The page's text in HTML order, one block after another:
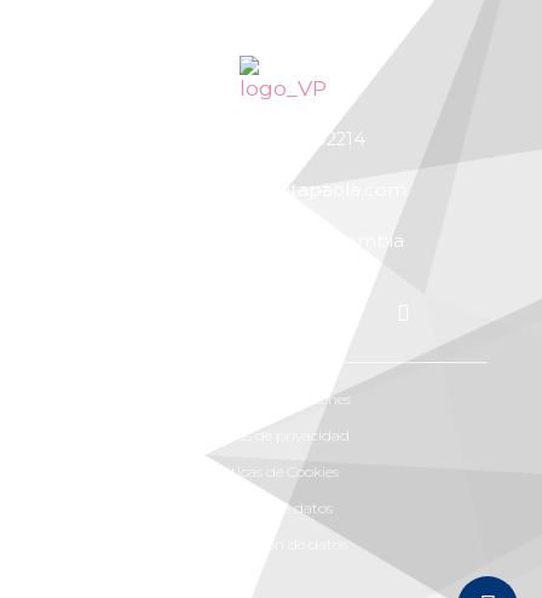
+57 300 7702214
vitapaola@vitapaola.com
Bucaramanga, Colombia
Términos y condiciones
Políticas de privacidad
Políticas de Cookies
Solicitud de datos
Rectificación de datos